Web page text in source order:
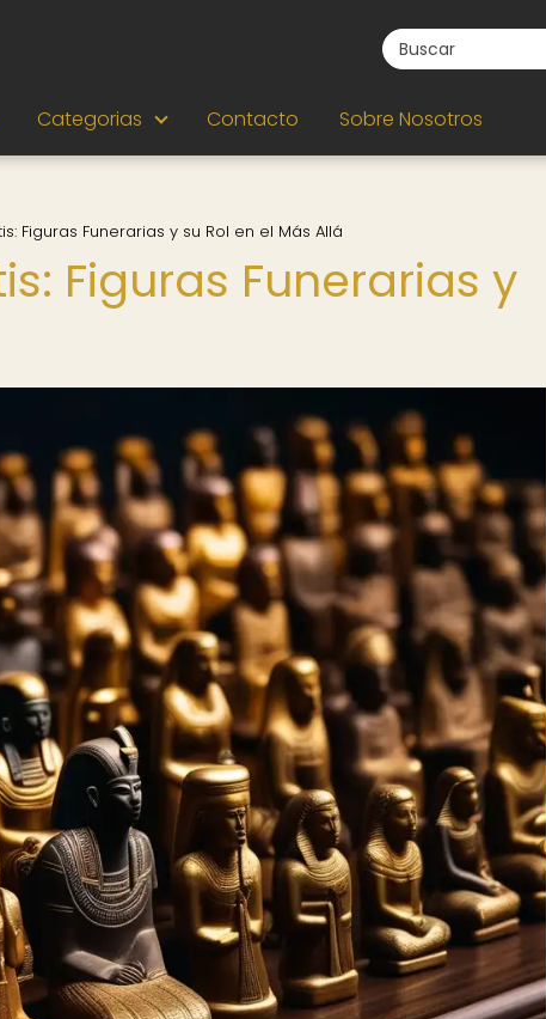
Categorias Contacto Sobre Nosotros
Figuras Funerarias y su Rol en el Más Allá
Figuras Funerarias y